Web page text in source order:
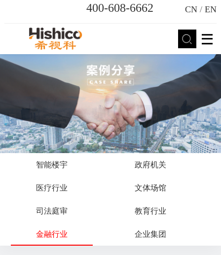
400-608-6662 CN /EN
智能楼宇 政府机关
医疗行业 文体场馆
司法庭审 教育行业
金融行业 企业集团